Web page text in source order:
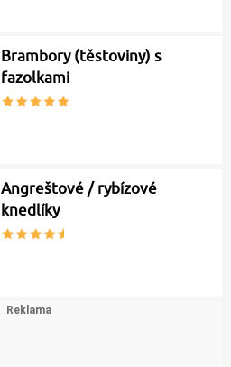
Brambory (těstoviny) s
fazolkami
Angreštové / rybízové
knedlíky